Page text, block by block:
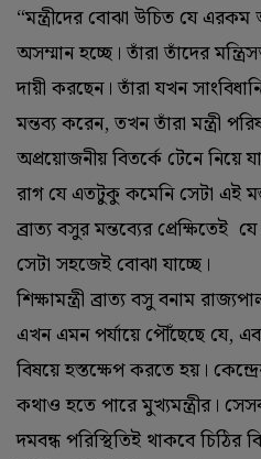
“মন্ত্রীদের বোঝা উচিত যে
অসম্মান হচ্ছে। তাঁরা তাঁদের
দায়ী করছেন। তাঁরা যখন
মন্তব্য করেন, তখন তাঁরা মন্ত্রী
অপ্রয়োজনীয় বিতর্কে টেনে নিয়ে
রাগ যে এতটুকু কমেনি সেটা এই
ব্রাত্য বসুর মন্তব্যের প্রেক্ষিতেই
সেটা সহজেই বোঝা যাচ্ছে।
শিক্ষামন্ত্রী ব্রাত্য বসু বনাম
এখন এমন পর্যায়ে পৌঁছেছে যে,
বিষয়ে হস্তক্ষেপ করতে হয়।
কথাও হতে পারে মুখ্যমন্ত্রীর।
দমবন্ধ পরিস্থিতিই থাকবে চিঠির